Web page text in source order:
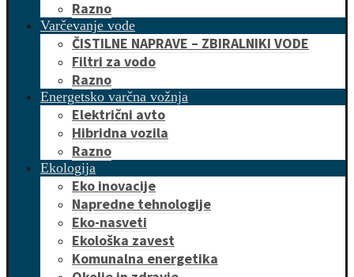
Razno
Varčevanje vode
ČISTILNE NAPRAVE – ZBIRALNIKI VODE
Filtri za vodo
Razno
Energetsko varčna vožnja
Električni avto
Hibridna vozila
Razno
Ekologija
Eko inovacije
Napredne tehnologije
Eko-nasveti
Ekološka zavest
Komunalna energetika